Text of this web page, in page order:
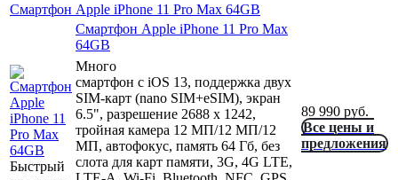
Смартфон Apple iPhone 11 Pro Max 64GB
Быстрый
Смартфон Apple iPhone 11 Pro Max
64GB
Много
смартфон с iOS 13, поддержка двух
SIM-карт (nano SIM+eSIM), экран
6.5", разрешение 2688 x 1242,
тройная камера 12 МП/12 МП/12
МП, автофокус, память 64 Гб, без
слота для карт памяти, 3G, 4G LTE,
89 990 руб.
Все цены и
предложения